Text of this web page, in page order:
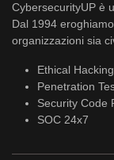
CybersecurityUP è
Dal 1994
organizzazioni sia
Ethical Hacking
Penetration
Security Code
SOC 24x7